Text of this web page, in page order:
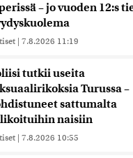
– jo vuoden 12:s
| 7.8.2026 11:19
tutkii useita
Turussa –
sattumalta
naisiin
| 7.8.2026 10:55